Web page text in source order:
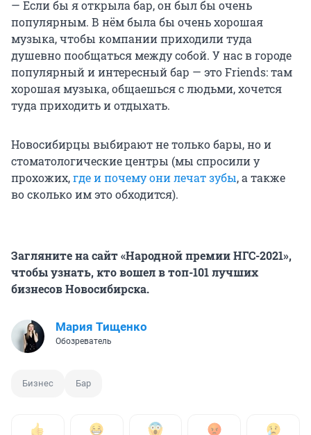
— Если бы я открыла бар, он был бы очень
популярным. В нём была бы очень хорошая
музыка, чтобы компании приходили туда
душевно пообщаться между собой. У нас в городе
популярный и интересный бар — это Friends: там
хорошая музыка, общаешься с людьми, хочется
туда приходить и отдыхать.
Новосибирцы выбирают не только бары, но и
стоматологические центры (мы спросили у
прохожих,где и почему они лечат зубы, а также
во сколько им это обходится).
Загляните на сайт«Народной премии НГС-2021»,
чтобы узнать, кто вошел в топ-101 лучших
бизнесов Новосибирска.
Мария Тищенко
Обозреватель
Бизнес Бар